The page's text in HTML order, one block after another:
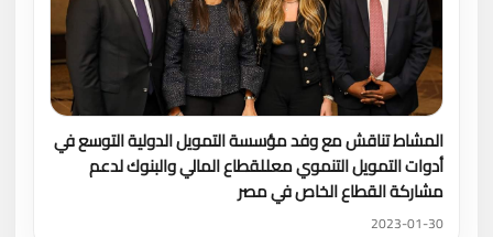
المشاط تناقش مع وفد مؤسسة التمويل الدولية التوسع في
أدوات التمويل التنموي معللقطاع المالي والبنوك لدعم
مشاركة القطاع الخاص في مصر
2023-01-30